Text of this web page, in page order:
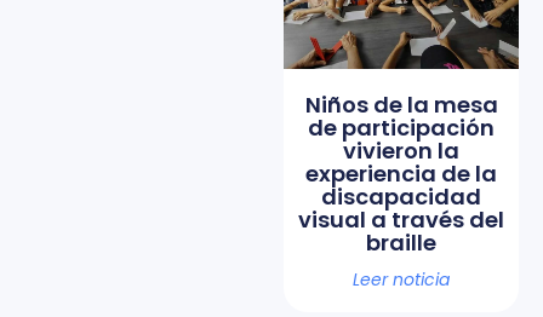
Niños de la mesa
de participación
vivieron la
experiencia de la
discapacidad
visual a través del
braille
Leer noticia